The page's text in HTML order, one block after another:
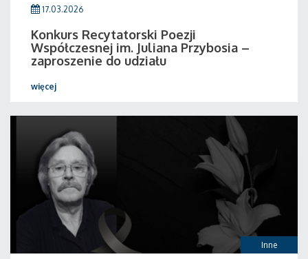
17.03.2026
Konkurs Recytatorski Poezji
Współczesnej im. Juliana Przybosia –
zaproszenie do udziału
więcej
Inne